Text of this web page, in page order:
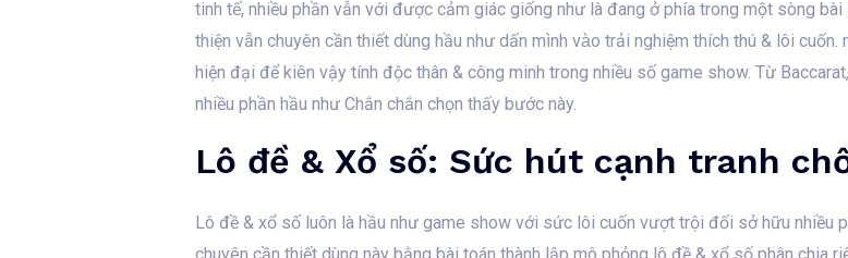
tinh tế, nhiều phần vẫn với được cảm giác giống như là đang ở phía trong một sòng
thiện vẫn chuyên cần thiết dùng hầu như dấn mình vào trải nghiệm thích thú & lôi
hiện đại để kiên vậy tính độc thân & công minh trong nhiều số game show. Từ
nhiều phần hầu như Chắn chắn chọn thấy bước này.
Lô đề & Xổ số: Sức hút cạnh tranh
Lô đề & xổ số luôn là hầu như game show với sức lôi cuốn vượt trội đối sở hữu nhiều